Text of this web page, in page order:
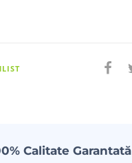
Calitate Garantată